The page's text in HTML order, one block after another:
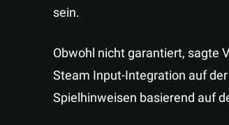
sein.
Obwohl nicht garantiert, sagte
Steam Input-Integration auf
Spielhinweisen basierend auf